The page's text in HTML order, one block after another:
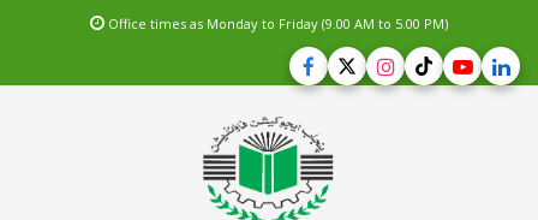
Office times as Monday to Friday (9.00 AM to 5.00 PM)